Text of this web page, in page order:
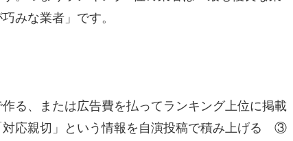
みな業者」です。
る、または広告費を払ってランキング上位に掲載
応親切」という情報を自演投稿で積み上げる ③